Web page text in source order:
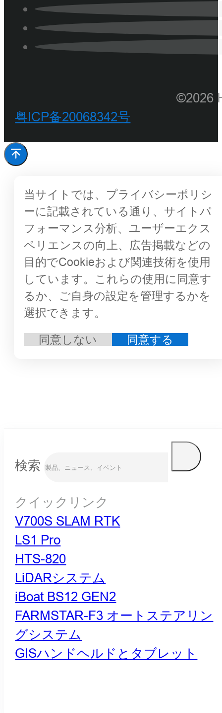
©2026
粤ICP备20068342号
当サイトでは、プライバシーポリシ
ーに記載されている通り、サイトパ
フォーマンス分析、ユーザーエクス
ペリエンスの向上、広告掲載などの
目的でCookieおよび関連技術を使用
しています。これらの使用に同意す
るか、ご自身の設定を管理するかを
選択できます。
同意しない 同意する
検索
クイックリンク
V700S SLAM RTK
LS1 Pro
HTS-820
LiDARシステム
iBoat BS12 GEN2
FARMSTAR-F3 オートステアリン
グシステム
GISハンドヘルドとタブレット